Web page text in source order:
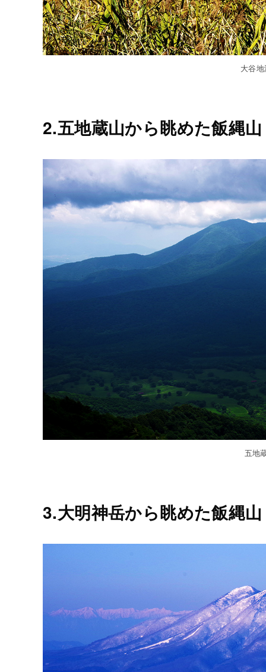
大谷
2.五地蔵山から眺めた飯縄山
五地
3.大明神岳から眺めた飯縄山